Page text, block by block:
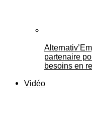
partenaire
besoins en
Vidéo